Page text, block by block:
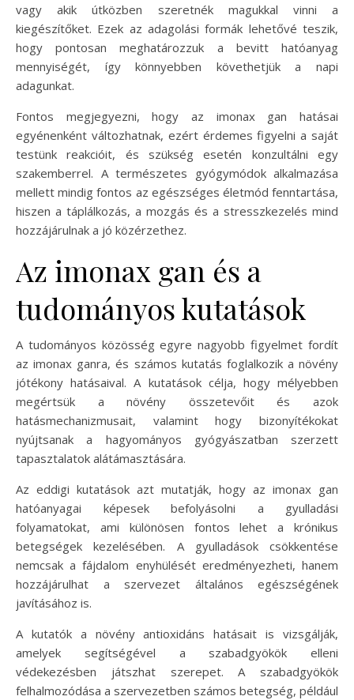
vagy akik útközben szeretnék magukkal vinni a
kiegészítőket. Ezek az adagolási formák lehetővé teszik,
hogy pontosan meghatározzuk a bevitt hatóanyag
mennyiségét, így könnyebben követhetjük a napi
adagunkat.
Fontos megjegyezni, hogy az imonax gan hatásai
egyénenként változhatnak, ezért érdemes figyelni a saját
testünk reakcióit, és szükség esetén konzultálni egy
szakemberrel. A természetes gyógymódok alkalmazása
mellett mindig fontos az egészséges életmód fenntartása,
hiszen a táplálkozás, a mozgás és a stresszkezelés mind
hozzájárulnak a jó közérzethez.
Az imonax gan és a
tudományos kutatások
A tudományos közösség egyre nagyobb figyelmet fordít
az imonax ganra, és számos kutatás foglalkozik a növény
jótékony hatásaival. A kutatások célja, hogy mélyebben
megértsük a növény összetevőit és azok
hatásmechanizmusait, valamint hogy bizonyítékokat
nyújtsanak a hagyományos gyógyászatban szerzett
tapasztalatok alátámasztására.
Az eddigi kutatások azt mutatják, hogy az imonax gan
hatóanyagai képesek befolyásolni a gyulladási
folyamatokat, ami különösen fontos lehet a krónikus
betegségek kezelésében. A gyulladások csökkentése
nemcsak a fájdalom enyhülését eredményezheti, hanem
hozzájárulhat a szervezet általános egészségének
javításához is.
A kutatók a növény antioxidáns hatásait is vizsgálják,
amelyek segítségével a szabadgyökök elleni
védekezésben játszhat szerepet. A szabadgyökök
felhalmozódása a szervezetben számos betegség, például